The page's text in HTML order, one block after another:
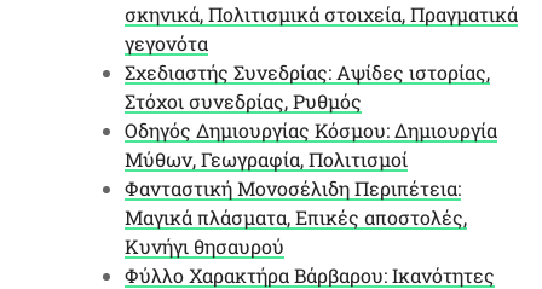
σκηνικά, Πολιτισμικά στοιχεία, Πραγματικά
γεγονότα
Σχεδιαστής Συνεδρίας: Αψίδες ιστορίας,
Στόχοι συνεδρίας, Ρυθμός
Οδηγός Δημιουργίας Κόσμου: Δημιουργία
Μύθων, Γεωγραφία, Πολιτισμοί
Φανταστική Μονοσέλιδη Περιπέτεια:
Μαγικά πλάσματα, Επικές αποστολές,
Κυνήγι θησαυρού
Φύλλο Χαρακτήρα Βάρβαρου: Ικανότητες